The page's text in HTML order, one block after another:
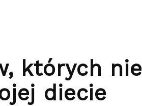
których nie
diecie